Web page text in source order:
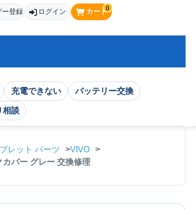
充電できない
バッテリー交換
相談
ー登録 ログイン カート0
レット パーツ
VIVO
バー グレー 交換修理